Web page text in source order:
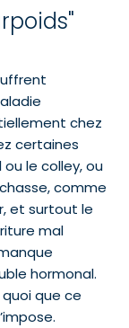
chez
certaines
le colley, ou
comme
et surtout le
mal
hormonal.
que ce